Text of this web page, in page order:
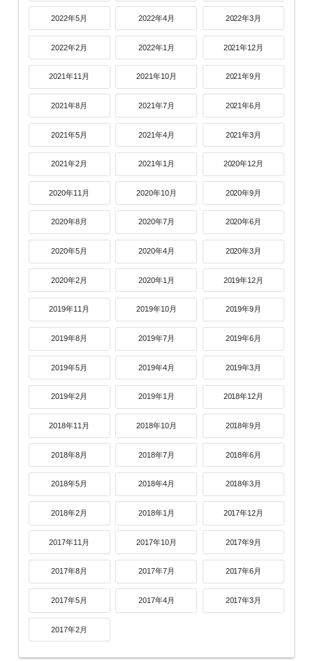
2022年5月 2022年4月 2022年3月
2022年2月 2022年1月 2021年12月
2021年11月 2021年10月 2021年9月
2021年8月 2021年7月 2021年6月
2021年5月 2021年4月 2021年3月
2021年2月 2021年1月 2020年12月
2020年11月 2020年10月 2020年9月
2020年8月 2020年7月 2020年6月
2020年5月 2020年4月 2020年3月
2020年2月 2020年1月 2019年12月
2019年11月 2019年10月 2019年9月
2019年8月 2019年7月 2019年6月
2019年5月 2019年4月 2019年3月
2019年2月 2019年1月 2018年12月
2018年11月 2018年10月 2018年9月
2018年8月 2018年7月 2018年6月
2018年5月 2018年4月 2018年3月
2018年2月 2018年1月 2017年12月
2017年11月 2017年10月 2017年9月
2017年8月 2017年7月 2017年6月
2017年5月 2017年4月 2017年3月
2017年2月